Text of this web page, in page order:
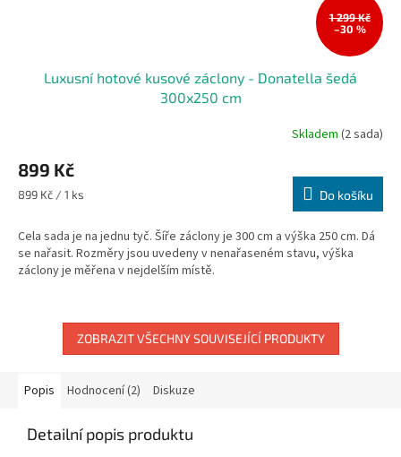
1 299 Kč
–30 %
Luxusní hotové kusové záclony - Donatella šedá
300x250 cm
produktu
je
5,0
5
hvězdiček.
Skladem(2 sada)
899 Kč
Měrná
899 Kč / 1 ks Do košíku
Cela sada je na jednu tyč. Šíře záclony je 300 cm a výška 250 cm. Dá
se nařasit. Rozměry jsou uvedeny v nenařaseném stavu, výška
záclony je měřena v nejdelším místě.
ZOBRAZIT VŠECHNY SOUVISEJÍCÍ PRODUKTY
Popis Hodnocení (2) Diskuze
Detailní popis produktu